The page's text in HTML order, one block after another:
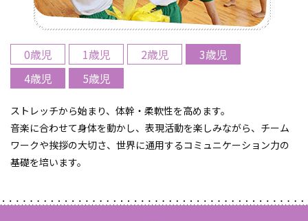
0歳児 1歳児 2歳児
3歳児
4歳児
5歳児
ストレッチから始まり、体幹・柔軟性を高めます。
音楽に合わせて身体を動かし、表現活動を楽しみながら、チーム
ワークや挨拶の大切さ、世界に通用するコミュニケーション力の
基礎を培います。